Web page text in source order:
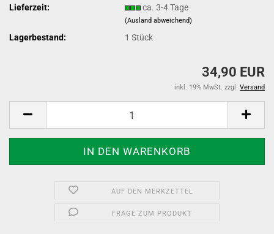
Lieferzeit:
ca. 3-4 Tage
(Ausland abweichend)
Lagerbestand: 1Stück
34,90 EUR
inkl. 19% MwSt. zzgl. Versand
AUF DEN MERKZETTEL
FRAGE ZUM PRODUKT